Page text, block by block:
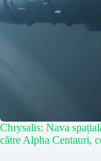
Chrysalis: Nava
către Alpha Centauri,